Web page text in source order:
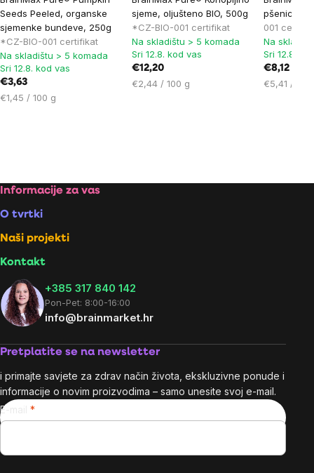
Seeds Peeled, organske
sjemenke bundeve, 250g
*CZ-BIO-001 certifikat
Na skladištu > 5 komada
Sri 12.8. kod vas
€3,63
Cijena
€1,45 / 100 g
sjeme, oljušteno BIO, 500g
*CZ-BIO-001 certifikat
Na skladištu > 5 komada
Sri 12.8. kod vas
€12,20
Cijena
€2,44 / 100 g
pšenica
001
Na
Sri 12.8.
€8,12
Cijena
€5,41 / 100
Footer
Informacije za vas
O tvrtki
Naši projekti
Kontakt
+385 317 840 142
Pon-Pet: 8:00-16:00
info@brainmarket.hr
Pretplatite se na newsletter
i primajte savjete za zdrav način života, ekskluzivne ponude i
informacije o novim proizvodima – samo unesite svoj e-mail.
E-mail